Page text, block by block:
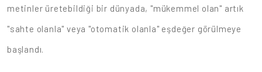
metinler üretebildiği bir dünyada, "mükemmel olan" artık
"sahte olanla" veya "otomatik olanla" eşdeğer görülmeye
başlandı.